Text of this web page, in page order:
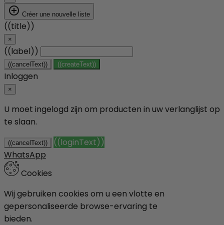
add_circle_outline Créer une nouvelle liste
((title))
×
((label))
((cancelText)) ((createText))
Inloggen
×
U moet ingelogd zijn om producten in uw verlanglijst op
te slaan.
((cancelText))
((loginText))
WhatsApp
Cookies
Wij gebruiken cookies om u een vlotte en
gepersonaliseerde browse-ervaring te
bieden.